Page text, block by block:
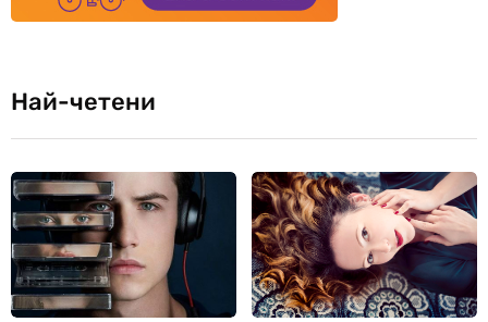
Най-четени